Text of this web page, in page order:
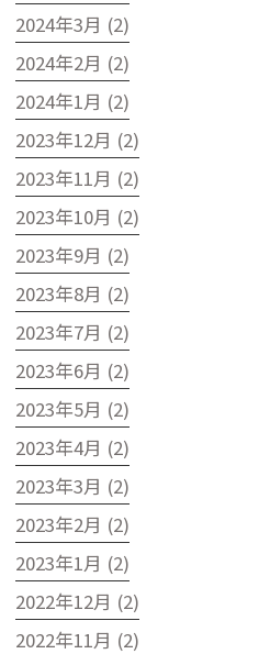
2024年3月 (2)
2024年2月 (2)
2024年1月 (2)
2023年12月 (2)
2023年11月 (2)
2023年10月 (2)
2023年9月 (2)
2023年8月 (2)
2023年7月 (2)
2023年6月 (2)
2023年5月 (2)
2023年4月 (2)
2023年3月 (2)
2023年2月 (2)
2023年1月 (2)
2022年12月 (2)
2022年11月 (2)